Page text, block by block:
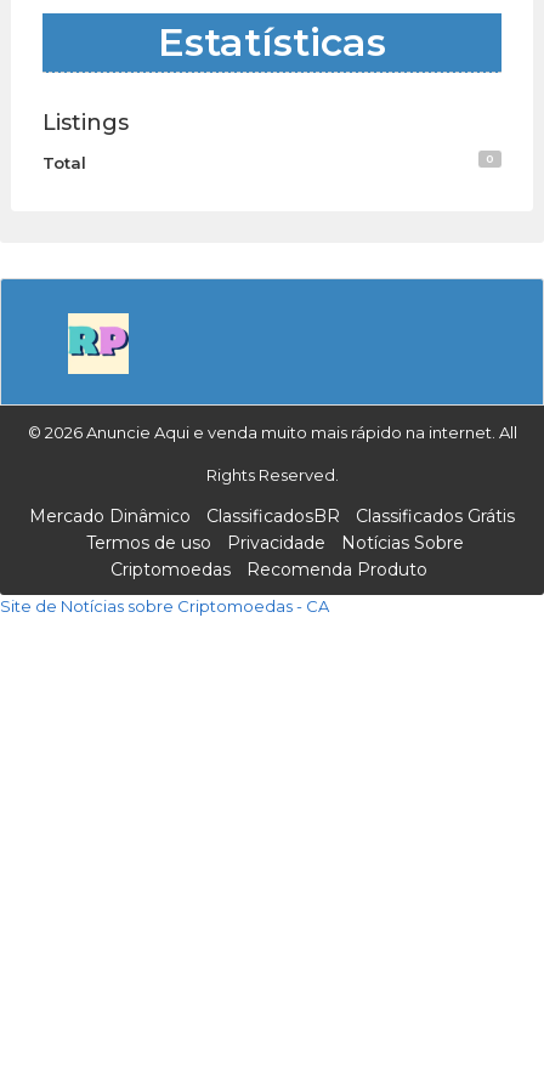
Estatísticas
Listings
Total 0
© 2026 Anuncie Aqui e venda muito mais rápido na internet. All
Rights Reserved.
Mercado Dinâmico ClassificadosBR
Classificados Grátis
Termos de uso
Privacidade
Notícias Sobre
Criptomoedas
Recomenda Produto
Site de Notícias sobre Criptomoedas - CA